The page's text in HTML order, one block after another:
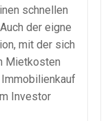
schnellen
der eigne
mit der sich
Mietkosten
Investor